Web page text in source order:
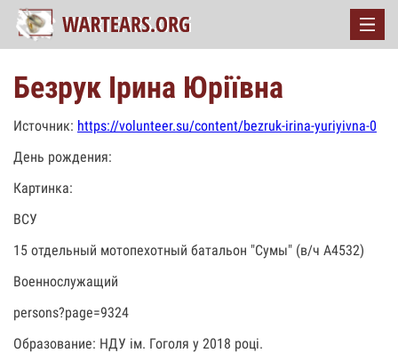
Безрук Ірина Юріївна
Источник: https://volunteer.su/content/bezruk-irina-yuriyivna-0
День рождения:
Картинка:
ВСУ
15 отдельный мотопехотный батальон "Сумы" (в/ч А4532)
Военнослужащий
persons?page=9324
Образование: НДУ ім. Гоголя у 2018 році.